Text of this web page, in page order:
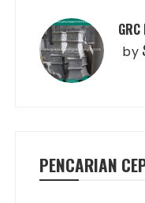
by
PENCARIAN